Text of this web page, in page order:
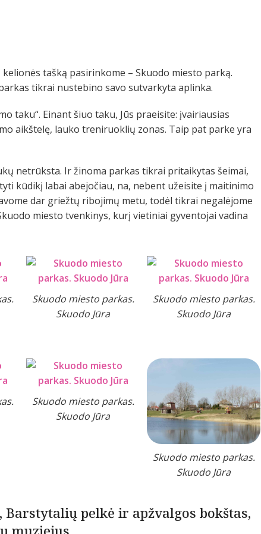
tašką pasirinkome – Skuodo miesto parką.
tikrai nustebino savo sutvarkyta aplinka.
taku“. Einant šiuo taku, Jūs praeisite: įvairiausias
aikštelę, lauko treniruoklių zonas. Taip pat parke yra
netrūksta. Ir žinoma parkas tikrai pritaikytas šeimai,
kūdikį labai abejočiau, na, nebent užeisite į maitinimo
dar griežtų ribojimų metu, todėl tikrai negalėjome
miesto tvenkinys, kurį vietiniai gyventojai vadina
Skuodo miesto parkas.
Skuodo Jūra
Skuodo miesto parkas.
Skuodo Jūra
Skuodo miesto parkas.
Skuodo Jūra
Skuodo miesto parkas.
Skuodo Jūra
pelkė ir apžvalgos bokštas,
muziejus